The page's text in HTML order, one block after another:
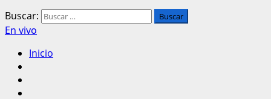
Buscar:
En vivo
Inicio